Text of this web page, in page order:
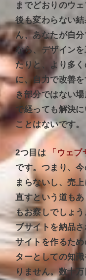
までどおりのウ
後も変わらない
ん、あなたが自
なら、デザイン
たりと、より多
に、自力で改善
き部分ではない
で経っても解決
ことはないです。
2つ目は 「ウェ
です。つまり、
まらないし、売
直すという道も
もお察しでしょ
ブサイトを納品
サイトを作るた
ターとしての知
りません。数十